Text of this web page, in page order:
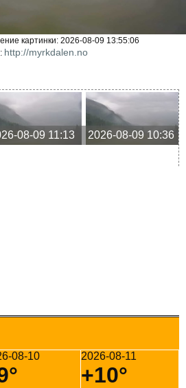
картинки: 2026-08-09 13:55:06
http://myrkdalen.no
08-09 11:13 2026-08-09 10:36
08-10 2026-08-11
+10°